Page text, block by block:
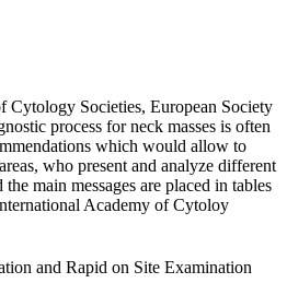
Cytology Societies, European Society
process for neck masses is often
which would allow to
who present and analyze different
main messages are placed in tables
Academy of Cytoloy
and Rapid on Site Examination